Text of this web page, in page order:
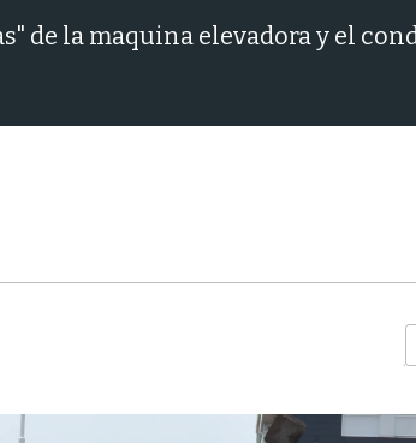
de la maquina elevadora y el